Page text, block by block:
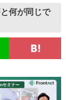
何が同じで